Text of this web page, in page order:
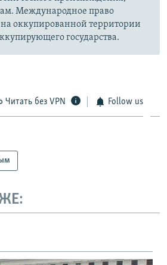
Международное право
на оккупированной территории
государства.
Читать без VPN Follow us